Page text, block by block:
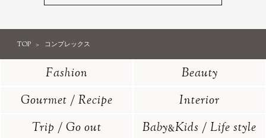
TOP コンプレックス
Fashion
Beauty
Gourmet / Recipe
Interior
Trip / Go out
Baby&Kids / Life style